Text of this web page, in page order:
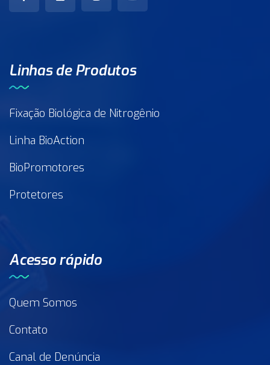
Linhas de Produtos
Fixação Biológica de Nitrogênio
Linha BioAction
BioPromotores
Protetores
Acesso rápido
Quem Somos
Contato
Canal de Denúncia